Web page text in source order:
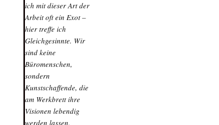
ich mit dieser Art der
Arbeit oft ein Exot –
hier treffe ich
Gleichgesinnte. Wir
sind keine
Büromenschen,
sondern
Kunstschaffende, die
am Werkbrett ihre
Visionen lebendig
werden lassen.